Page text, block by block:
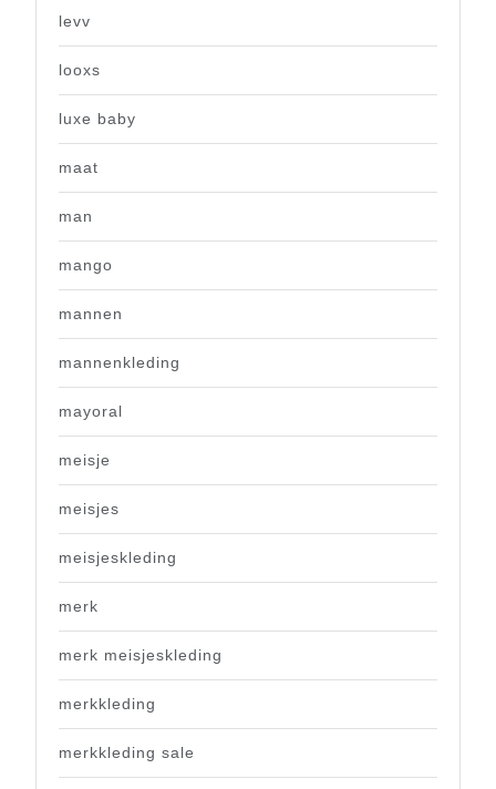
levv
looxs
luxe baby
maat
man
mango
mannen
mannenkleding
mayoral
meisje
meisjes
meisjeskleding
merk
merk meisjeskleding
merkkleding
merkkleding sale